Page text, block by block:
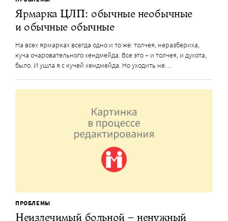
Ярмарка ЦЛП: обычные необычные
и обычные обычные
На всех ярмарках всегда одно и то же: толчея, неразбериха,
куча очаровательного хендмейда. Все это – и толчея, и духота,
было. И ушла я с кучей хендмейда. Но уходить не…
ПРОБЛЕМЫ
Неизлечимый больной – ненужный